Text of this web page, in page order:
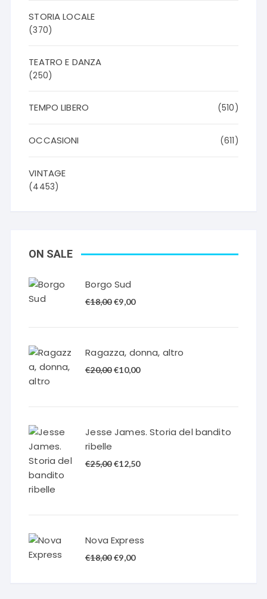
STORIA LOCALE
(370)
TEATRO E DANZA
(250)
TEMPO LIBERO (510)
OCCASIONI (611)
VINTAGE
(4453)
ON SALE
Borgo Sud
€18,00 Il
€18,00.
€9,00Il
€9,00.
Ragazza, donna, altro
€20,00 Il
€20,00.
€10,00Il
€10,00.
Jesse James. Storia del bandito
ribelle
€25,00 Il
€12,50Il
Nova Express
€18,00 Il
€9,00Il